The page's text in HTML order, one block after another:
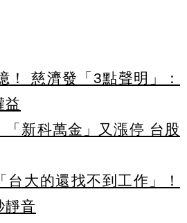
！ 慈濟發「3點聲明」：
益
「新科萬金」又漲停 台股
台大的還找不到工作」！
靜音